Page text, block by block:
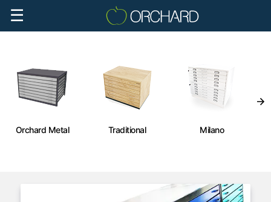
☰
Orchard Metal Traditional Milano